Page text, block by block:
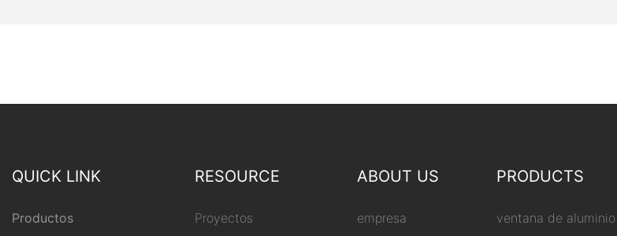
QUICK LINK
Productos
RESOURCE
Proyectos
ABOUT US
empresa
PRODUCTS
ventana de aluminio